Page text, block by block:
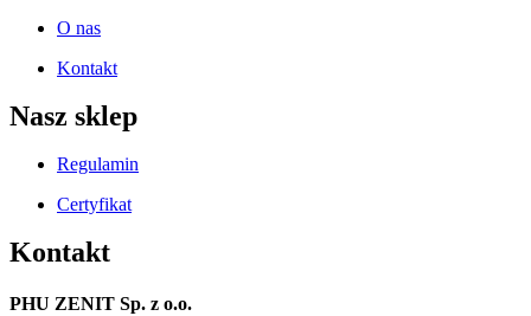
O nas
Kontakt
Nasz sklep
Regulamin
Certyfikat
Kontakt
PHU ZENIT Sp. z o.o.